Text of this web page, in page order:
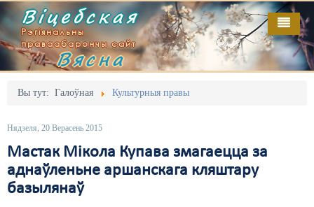
Віцебская
Рэгіянальны
праваабарончы сайт
Вясна
Вы тут: Галоўная Культурныя правы
Нядзеля, 20 Верасень 2015
Мастак Мікола Купава змагаецца за
аднаўленьне аршанскага кляштару
базылянаў
Галоўная
Адміністрацыйны перасьлед
Безбар'ернае асяродзьдзе
Выбары
Выданьні
Кантакт
Пра нас